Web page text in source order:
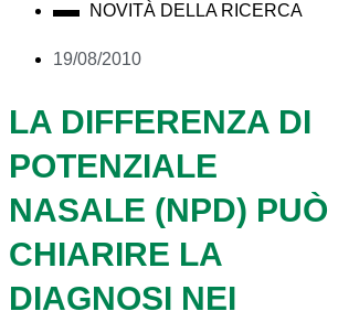
NOVITÀ DELLA RICERCA
19/08/2010
LA DIFFERENZA DI
POTENZIALE
NASALE (NPD) PUÒ
CHIARIRE LA
DIAGNOSI NEI